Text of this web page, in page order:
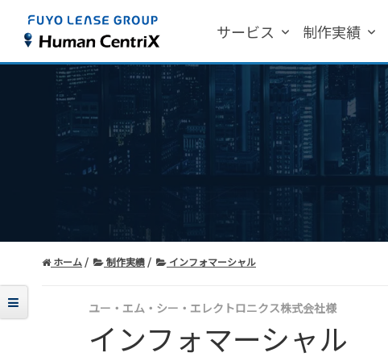
サービス 制作実績
ホーム 制作実績 インフォマーシャル
ユー・エム・シー・エレクトロニクス株式会社様
インフォマーシャル